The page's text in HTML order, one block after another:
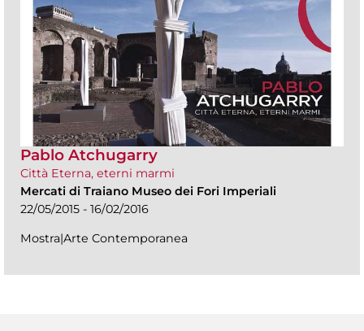
Pablo Atchugarry
Città Eterna, eterni marmi
Mercati di Traiano Museo dei Fori Imperiali
22/05/2015 - 16/02/2016
Mostra|Arte Contemporanea